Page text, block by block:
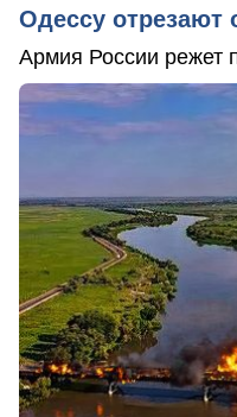
Одессу отрезают
Армия России режет